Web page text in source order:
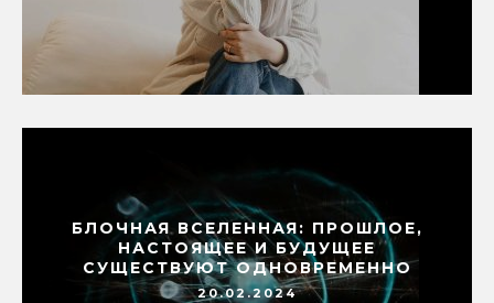
БЛОЧНАЯ ВСЕЛЕННАЯ: ПРОШЛОЕ,
НАСТОЯЩЕЕ И БУДУЩЕЕ
СУЩЕСТВУЮТ ОДНОВРЕМЕННО
20.02.2024